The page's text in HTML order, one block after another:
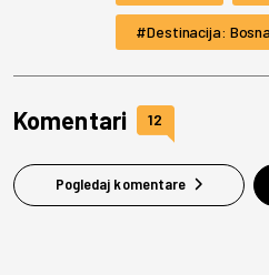
Destinacija:
Komentari 12
Pogledaj komentare